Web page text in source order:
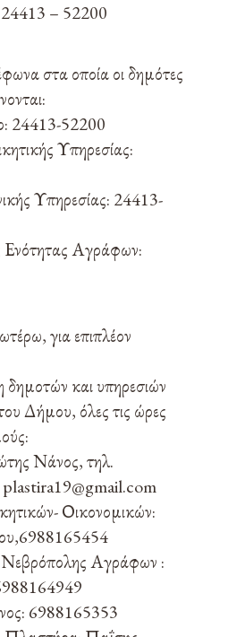
– 52200
στα οποία οι δημότες
24413-52200
Υπηρεσίας:
Υπηρεσίας: 24413-
Ενότητας Αγράφων:
για επιπλέον
δημοτών και υπηρεσιών
Δήμου, όλες τις ώρες
Νάνος, τηλ.
Οικονομικών:
Αγράφων :
6988165353